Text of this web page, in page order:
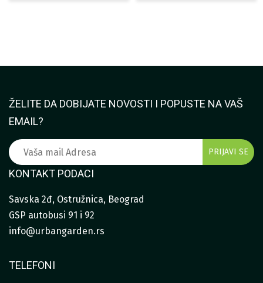
ŽELITE DA DOBIJATE NOVOSTI I POPUSTE NA VAŠ
EMAIL?
KONTAKT PODACI
Savska 2đ, Ostružnica, Beograd
GSP autobusi 91 i 92
info@urbangarden.rs
TELEFONI